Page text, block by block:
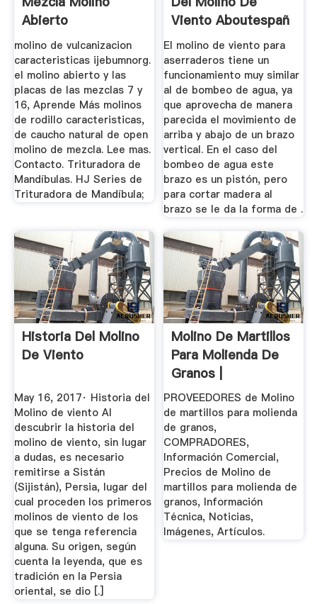
Abierto
molino de vulcanizacion
caracteristicas ijebumnorg.
el molino abierto y las
placas de las mezclas 7 y
16, Aprende Más molinos
de rodillo caracteristicas,
de caucho natural de open
molino de mezcla. Lee mas.
Contacto. Trituradora de
Mandíbulas. HJ Series de
Trituradora de Mandíbula;
Viento Aboutespañ
El molino de viento para
aserraderos tiene un
funcionamiento muy similar
al de bombeo de agua, ya
que aprovecha de manera
parecida el movimiento de
arriba y abajo de un brazo
vertical. En el caso del
bombeo de agua este
brazo es un pistón, pero
para cortar madera al
brazo se le da la forma de .
Historia Del Molino
De Viento
May 16, 2017· Historia del
Molino de viento Al
descubrir la historia del
molino de viento, sin lugar
a dudas, es necesario
remitirse a Sistán
(Sijistán), Persia, lugar del
cual proceden los primeros
molinos de viento de los
que se tenga referencia
alguna. Su origen, según
cuenta la leyenda, que es
tradición en la Persia
oriental, se dio [.]
Molino De Martillos
Para Molienda De
Granos |
PROVEEDORES de Molino
de martillos para molienda
de granos,
COMPRADORES,
Información Comercial,
Precios de Molino de
martillos para molienda de
granos, Información
Técnica, Noticias,
Imágenes, Artículos.